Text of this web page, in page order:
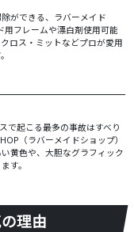
ができる、ラバーメイド
用フレームや漂白剤使用可能
ロス・ミットなどプロが愛用
で起こる最多の事故はすべり
（ラバーメイドショップ）
黄色や、大胆なグラフィック
す。
理由